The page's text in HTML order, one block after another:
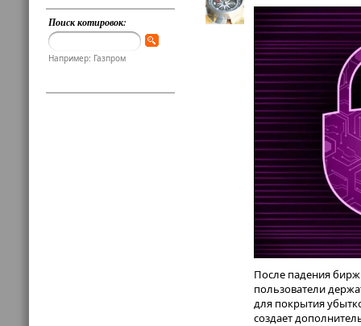
Поиск котировок:
Например: Газпром
После падения
пользователи
для покрытия
создает